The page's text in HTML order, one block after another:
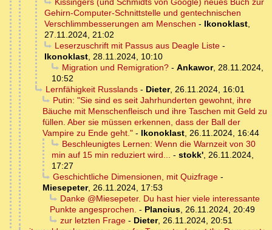
Kissingers (und Schmidts von Google) neues Buch zur
Gehirn-Computer-Schnittstelle und gentechnischen
Verschlimmbesserungen am Menschen - Ikonoklast,
27.11.2024, 21:02
Leserzuschrift mit Passus aus Deagle Liste-
Ikonoklast, 28.11.2024, 10:10
Migration und Remigration?- Ankawor, 28.11.2024,
10:52
Lernfähigkeit Russlands- Dieter, 26.11.2024, 16:01
Putin: "Sie sind es seit Jahrhunderten gewohnt, ihre
Bäuche mit Menschenfleisch und ihre Taschen mit Geld zu
füllen. Aber sie müssen erkennen, dass der Ball der
Vampire zu Ende geht." - Ikonoklast, 26.11.2024, 16:44
Beschleunigtes Lernen: Wenn die Warnzeit von 30
min auf 15 min reduziert wird... - stokk', 26.11.2024,
17:27
Geschichtliche Dimensionen, mit Quizfrage-
Miesepeter, 26.11.2024, 17:53
Danke @Miesepeter. Du hast hier viele interessante
Punkte angesprochen. - Plancius, 26.11.2024, 20:49
zur letzten Frage- Dieter, 26.11.2024, 20:51